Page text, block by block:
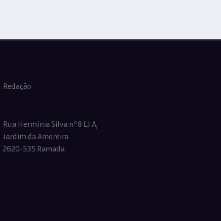
Redação
Rua Hermínia Silva nº 8 LJ A,
Jardim da Amoreira
2620-535 Ramada